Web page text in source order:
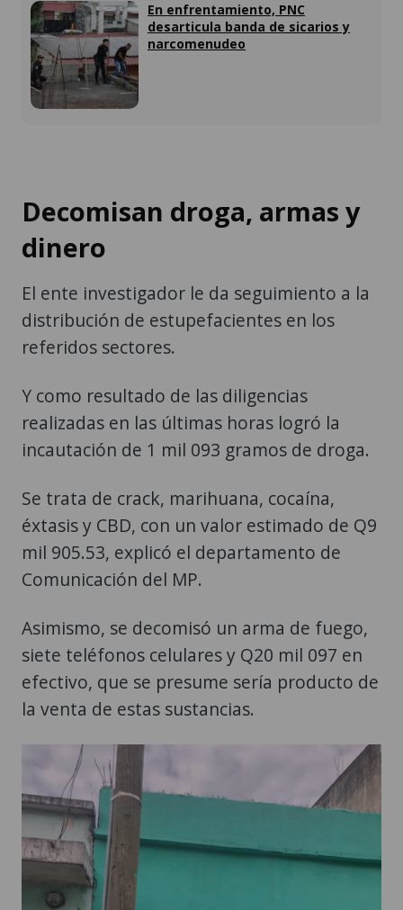
En enfrentamiento, PNC
desarticula banda de sicarios y
narcomenudeo
Decomisan droga, armas y
dinero
El ente investigador le da seguimiento a la
distribución de estupefacientes en los
referidos sectores.
Y como resultado de las diligencias
realizadas en las últimas horas logró la
incautación de 1 mil 093 gramos de droga.
Se trata de crack, marihuana, cocaína,
éxtasis y CBD, con un valor estimado de Q9
mil 905.53, explicó el departamento de
Comunicación del MP.
Asimismo, se decomisó un arma de fuego,
siete teléfonos celulares y Q20 mil 097 en
efectivo, que se presume sería producto de
la venta de estas sustancias.